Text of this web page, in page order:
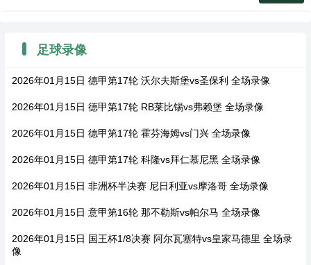
足球录像
2026年01月15日 德甲第17轮 沃尔夫斯堡vs圣保利 全场录像
2026年01月15日 德甲第17轮 RB莱比锡vs弗赖堡 全场录像
2026年01月15日 德甲第17轮 霍芬海姆vs门兴 全场录像
2026年01月15日 德甲第17轮 科隆vs拜仁慕尼黑 全场录像
2026年01月15日 非洲杯半决赛 尼日利亚vs摩洛哥 全场录像
2026年01月15日 意甲第16轮 那不勒斯vs帕尔马 全场录像
2026年01月15日 国王杯1/8决赛 阿尔瓦塞特vs皇家马德里 全场录
像